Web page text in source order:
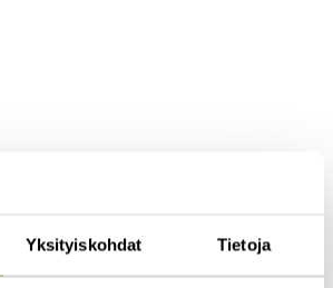
Yksityiskohdat Tietoja
sekä Evondos VideoMed-
tulevaisuuden videopalvelut. Riku on
on vahva osaaminen teknologia- ja
Riku on ollut aikaisemmin töissä muun
Healthissä. Rikun osaaminen näkyy